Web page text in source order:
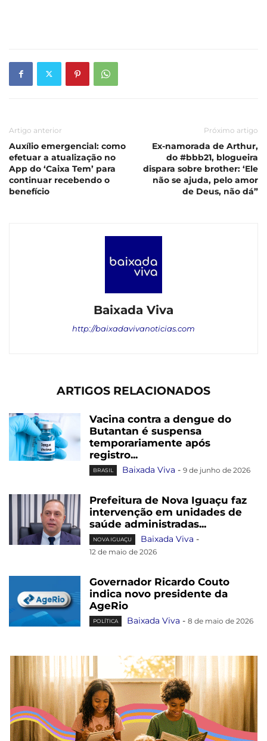
Artigo anterior
Auxílio emergencial: como
efetuar a atualização no
App do ‘Caixa Tem’ para
continuar recebendo o
benefício
Próximo artigo
Ex-namorada de Arthur,
do #bbb21, blogueira
dispara sobre brother: ‘Ele
não se ajuda, pelo amor
de Deus, não dá”
Baixada Viva
http://baixadavivanoticias.com
ARTIGOS RELACIONADOS
Vacina contra a dengue do
Butantan é suspensa
temporariamente após
registro...
BRASIL Baixada Viva - 9 de junho de 2026
Prefeitura de Nova Iguaçu faz
intervenção em unidades de
saúde administradas...
NOVA IGUAÇU Baixada Viva -
12 de maio de 2026
Governador Ricardo Couto
indica novo presidente da
AgeRio
POLÍTICA Baixada Viva - 8 de maio de 2026